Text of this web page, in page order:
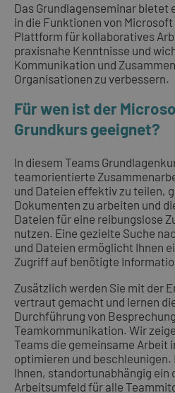
Das Grundlagenseminar bietet
in die Funktionen von
Plattform für kollaboratives
praxisnahe Kenntnisse und
Kommunikation und
Organisationen zu verbessern.
Für wen ist der
Grundkurs geeignet?
In diesem Teams
teamorientierte
und Dateien effektiv zu teilen,
Dokumenten zu arbeiten und
Dateien für eine reibungslose
nutzen. Eine gezielte Suche
und Dateien ermöglicht Ihnen
Zugriff auf benötigte
Zusätzlich werden Sie mit der
vertraut gemacht und lernen
Durchführung von
Teamkommunikation. Wir
Teams die gemeinsame Arbeit
optimieren und beschleunigen.
Ihnen, standortunabhängig ein
Arbeitsumfeld für alle